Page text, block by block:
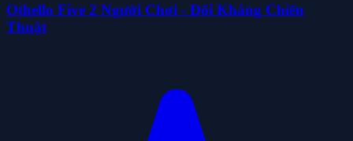
Othello Five 2 Người Chơi - Đối Kháng Chiến
Thuật